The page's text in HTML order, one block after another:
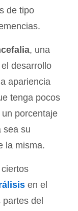
de tipo
, una
desarrollo
apariencia
tenga pocos
porcentaje
sea su
la misma.
en el
del